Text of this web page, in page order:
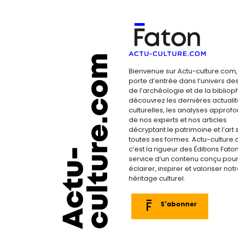
Bienvenue sur Actu-
porte d’entrée dans l’univers
de l’archéologie et de la
découvrez les dernières
culturelles, les analyses
de nos experts et nos articles
décryptant le patrimoine et l’art
toutes ses formes. Actu-
c’est la rigueur des Éditions
service d’un contenu conçu pour
éclairer, inspirer et valoriser
héritage culturel.
S'abonner